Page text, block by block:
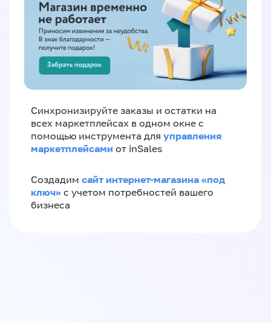
Синхронизируйте заказы и остатки на
всех маркетплейсах в одном окне с
помощью инструмента для управления
маркетплейсами от inSales
Создадим сайт интернет-магазина «под
ключ» с учетом потребностей вашего
бизнеса